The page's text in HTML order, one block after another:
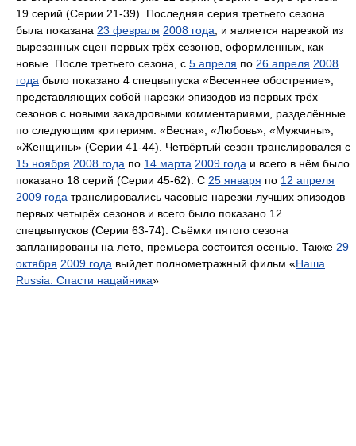
19 серий (Серии 21-39). Последняя серия третьего сезона
была показана 23 февраля 2008 года , и является нарезкой из
вырезанных сцен первых трёх сезонов, оформленных, как
новые. После третьего сезона, с 5 апреля по 26 апреля 2008
года было показано 4 спецвыпуска «Весеннее обострение»,
представляющих собой нарезки эпизодов из первых трёх
сезонов с новыми закадровыми комментариями, разделённые
по следующим критериям: «Весна», «Любовь», «Мужчины»,
«Женщины» (Серии 41-44). Четвёртый сезон транслировался с
15 ноября 2008 года по 14 марта 2009 года и всего в нём было
показано 18 серий (Серии 45-62). С 25 января по 12 апреля
2009 года транслировались часовые нарезки лучших эпизодов
первых четырёх сезонов и всего было показано 12
спецвыпусков (Серии 63-74). Съёмки пятого сезона
запланированы на лето, премьера состоится осенью. Также 29
октября 2009 года выйдет полнометражный фильм «Наша
Russia. Спасти нацайника»